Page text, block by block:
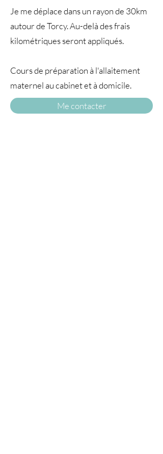
Je me déplace dans un rayon de 30km
autour de Torcy. Au-delà des frais
kilométriques seront appliqués.
Cours de préparation à l'allaitement
maternel au cabinet et à domicile.
Me contacter